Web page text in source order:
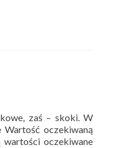
zaś – skoki. W
Wartość oczekiwaną
wartości oczekiwane